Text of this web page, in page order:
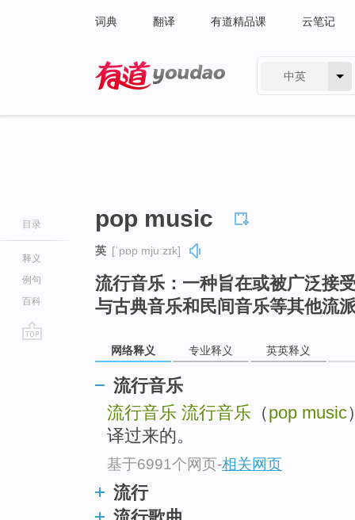
词典 翻译 有道精品课 云笔记
中英
目录
释义
例句
百科
pop music
英 [ˈpɒp mjuːzɪk]
流行音乐：一种旨在或被广泛接
与古典音乐和民间音乐等其他流
网络释义 专业释义 英英释义
流行音乐
流行音乐 流行音乐 （pop music
译过来的。
基于6991个网页-相关网页
流行